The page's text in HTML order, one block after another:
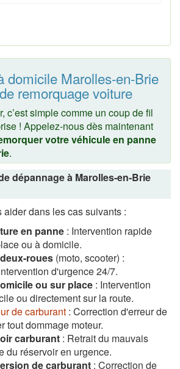
domicile Marolles-en-Brie
remorquage voiture
c’est simple comme un coup de fil
! Appelez-nous dès maintenant
votre véhicule en panne
.
dépannage à Marolles-en-Brie
dans les cas suivants :
en panne : Intervention rapide
ou à domicile.
roues (moto, scooter) :
d'urgence 24/7.
ou sur place : Intervention
ou directement sur la route.
de carburant : Correction d'erreur de
tout dommage moteur.
carburant : Retrait du mauvais
du réservoir en urgence.
de carburant : Correction de